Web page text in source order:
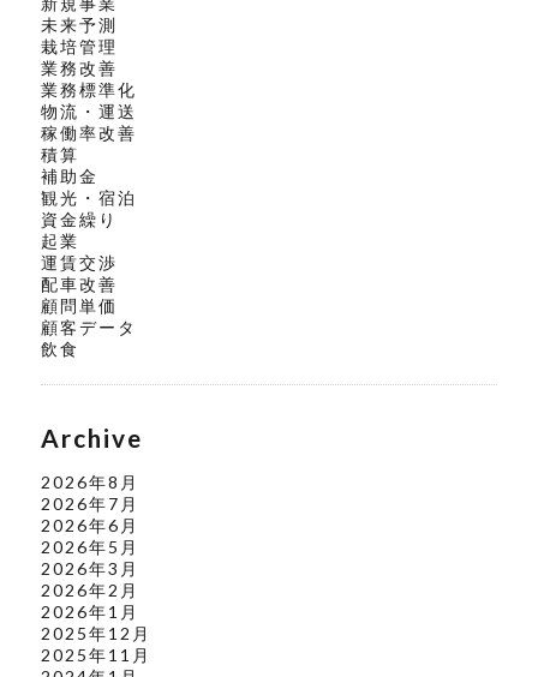
未来予測
栽培管理
業務改善
業務標準化
物流・運送
稼働率改善
積算
補助金
観光・宿泊
資金繰り
起業
運賃交渉
配車改善
顧問単価
顧客データ
飲食
Archive
2026年8月
2026年7月
2026年6月
2026年5月
2026年3月
2026年2月
2026年1月
2025年12月
2025年11月